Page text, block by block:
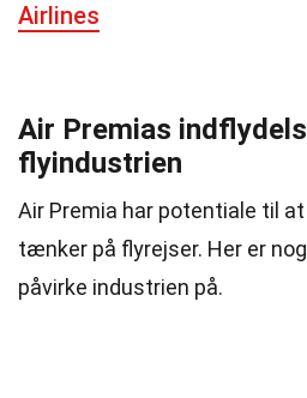
Airlines
Air Premias
flyindustrien
Air Premia har potentiale til
tænker på flyrejser. Her er
påvirke industrien på.